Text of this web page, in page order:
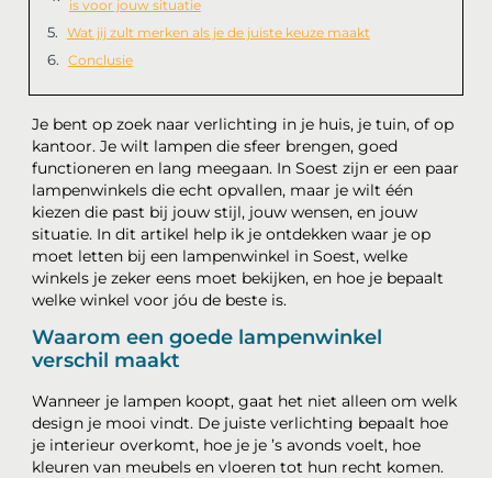
Je bent op zoek naar verlichting in je huis, je tuin, of op
kantoor. Je wilt lampen die sfeer brengen, goed
functioneren en lang meegaan. In Soest zijn er een paar
lampenwinkels die echt opvallen, maar je wilt één
kiezen die past bij jouw stijl, jouw wensen, en jouw
situatie. In dit artikel help ik je ontdekken waar je op
moet letten bij een lampenwinkel in Soest, welke
winkels je zeker eens moet bekijken, en hoe je bepaalt
welke winkel voor jóu de beste is.
Waarom een goede lampenwinkel
verschil maakt
Wanneer je lampen koopt, gaat het niet alleen om welk
design je mooi vindt. De juiste verlichting bepaalt hoe
je interieur overkomt, hoe je je ’s avonds voelt, hoe
kleuren van meubels en vloeren tot hun recht komen.
is voor jouw situatie
Wat jij zult merken als je de juiste keuze maakt
Conclusie